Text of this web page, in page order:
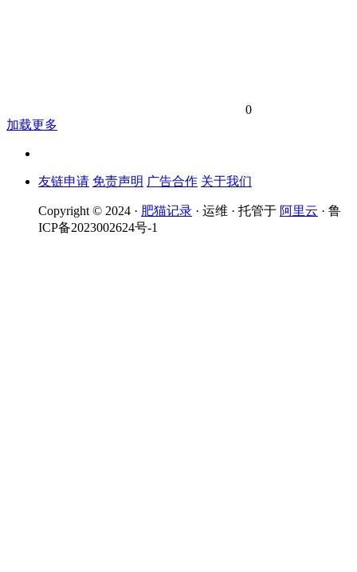
0
加载更多
友链申请 免责声明 广告合作 关于我们
Copyright © 2024 · 肥猫记录 · 运维 · 托管于 阿里云 · 鲁
ICP备2023002624号-1